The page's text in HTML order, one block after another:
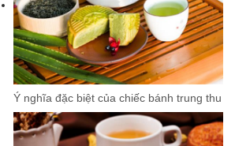
Ý nghĩa đặc biệt của chiếc bánh trung thu